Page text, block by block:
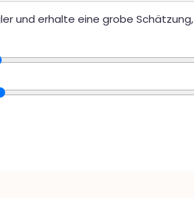
und erhalte eine grobe